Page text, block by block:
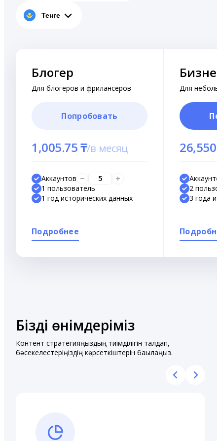
Тенге
Блогер
Для блогеров и фрилансеров
Попробовать
1,005.75 ₸/в месяц
Аккаунтов
5
1 пользователь
1 год исторических данных
Подробнее
Для
26,550
2
3 года
Біздің өнімдеріміз
Контент стратегияңыздың тиімділігін талдап,
бәсекелестеріңіздің көрсеткіштерін бақылаңыз.